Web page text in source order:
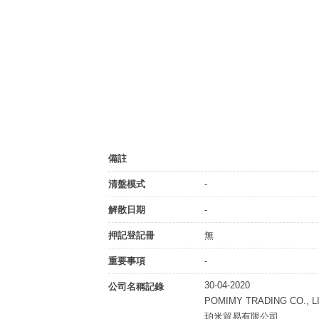
備註
清盤模式 -
解散日期 -
押記登記冊 無
重要事項 -
公司名稱記錄
30-04-2020
POMIMY TRADING CO.,
珀米貿易有限公司